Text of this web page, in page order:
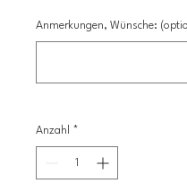
Anmerkungen, Wünsche:
Anzahl *